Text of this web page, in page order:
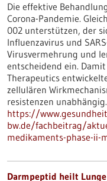
Die effektive
Corona-Pandemie.
002 unterstützen, der
Influenzavirus und
Virusvermehrung und
entscheidend ein.
Therapeutics
zellulären
resistenzen unabhängig.
https://
bw.de/fachbeitrag/
medikaments-phase-ii-
Darmpeptid heilt Lunge